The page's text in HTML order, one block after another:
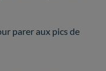
parer aux pics de